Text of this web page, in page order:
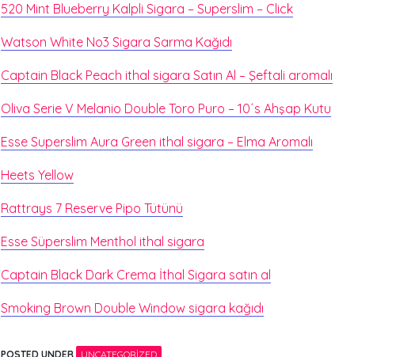
520 Mint Blueberry Kalpli Sigara – Superslim – Click
Watson White No3 Sigara Sarma Kağıdı
Captain Black Peach ithal sigara Satın Al – Şeftali aromalı
Oliva Serie V Melanio Double Toro Puro – 10´s Ahşap Kutu
Esse Superslim Aura Green ithal sigara – Elma Aromalı
Heets Yellow
Rattrays 7 Reserve Pipo Tütünü
Esse Süperslim Menthol ithal sigara
Captain Black Dark Crema İthal Sigara satın al
Smoking Brown Double Window sigara kağıdı
POSTED UNDER UNCATEGORIZED